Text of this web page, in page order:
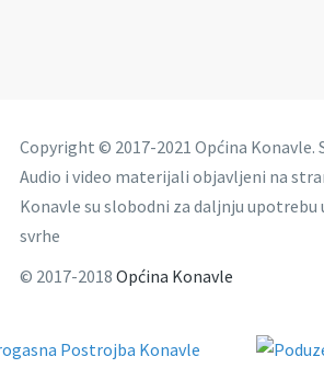
Copyright © 2017-2021 Općina Konavle.
Audio i video materijali objavljeni na
Konavle su slobodni za daljnju upotrebu
svrhe
© 2017-2018 Općina Konavle